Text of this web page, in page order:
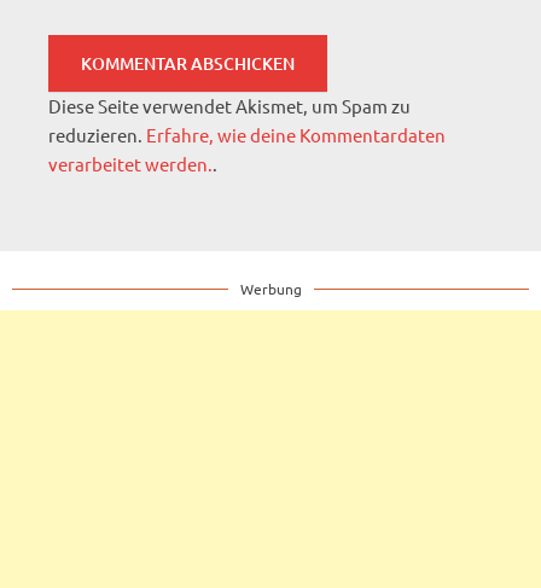
Diese Seite verwendet Akismet, um Spam zu
reduzieren. Erfahre, wie deine Kommentardaten
verarbeitet werden..
Werbung